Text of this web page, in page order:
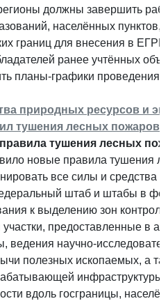
должны завершить
населённых пунктов,
границ для внесения в
ранее учтённых
планы-графики проведения
природных ресурсов и
тушения лесных пожаров"
тушения лесных
новые правила тушения
все силы и средства
штаб и штабы в
к выделению зон
предоставленные в
ведения научно-
полезных ископаемых, а
вдоль госграницы,